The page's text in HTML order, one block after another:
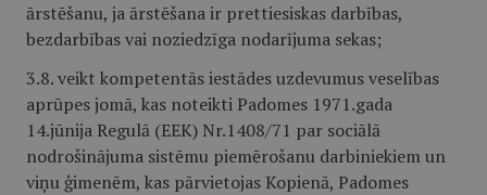
ārstēšanu, ja ārstēšana ir prettiesiskas darbības,
bezdarbības vai noziedzīga nodarījuma sekas;
3.8. veikt kompetentās iestādes uzdevumus veselības
aprūpes jomā, kas noteikti Padomes 1971.gada
14.jūnija Regulā (EEK) Nr.1408/71 par sociālā
nodrošinājuma sistēmu piemērošanu darbiniekiem un
viņu ģimenēm, kas pārvietojas Kopienā, Padomes